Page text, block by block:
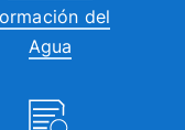
del
Agua